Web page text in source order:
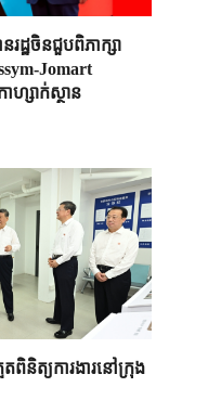
ដ្ឋចិន​ជួបពិភាក្សា​
Jomart
ហ្សាក់ស្ថាន​
និត្យការងារនៅក្រុង